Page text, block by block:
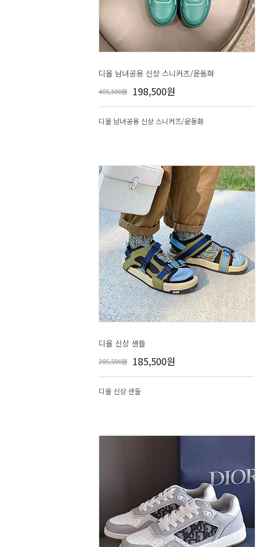
디올 남녀공용 신상 스니커즈/운동화
405,500원 198,500원
디올 남녀공용 신상 스니커즈/운동화
디올 신상 샌들
285,500원 185,500원
디올 신상 샌들